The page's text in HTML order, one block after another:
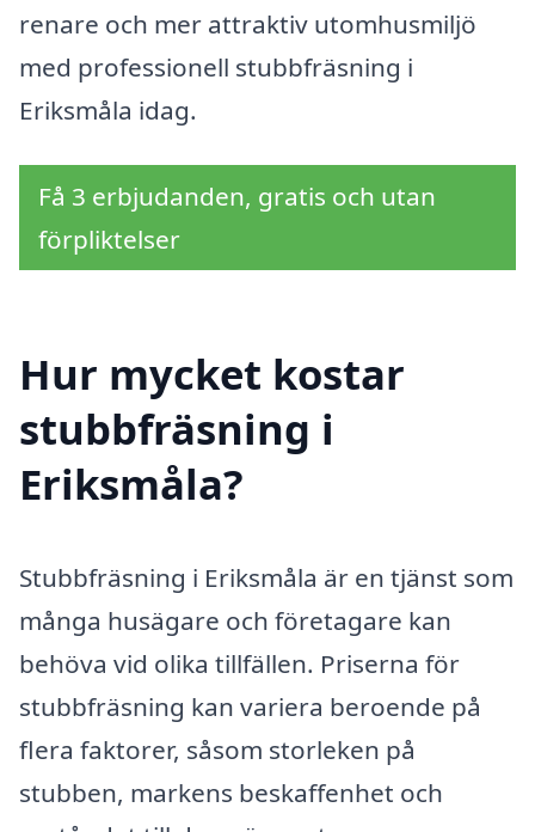
renare och mer attraktiv utomhusmiljö
med professionell stubbfräsning i
Eriksmåla idag.
Få 3 erbjudanden, gratis och utan
förpliktelser
Hur mycket kostar
stubbfräsning i
Eriksmåla?
Stubbfräsning i Eriksmåla är en tjänst som
många husägare och företagare kan
behöva vid olika tillfällen. Priserna för
stubbfräsning kan variera beroende på
flera faktorer, såsom storleken på
stubben, markens beskaffenhet och